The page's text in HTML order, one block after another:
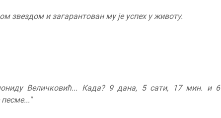
звездом и загарантован му је успех у животу.
Величковић... Када? 9 дана, 5 сати, 17 мин. и 6